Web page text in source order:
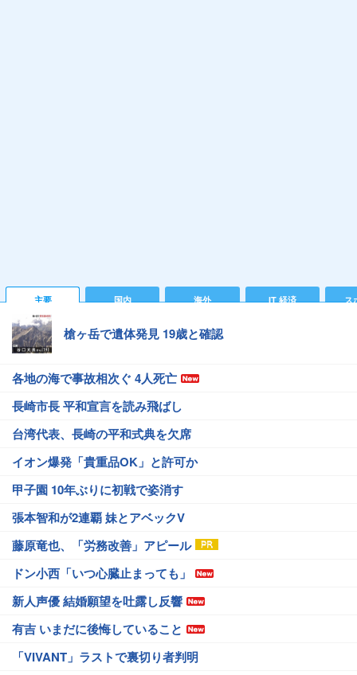
主要 国内 海外 IT 経済 ス
槍ヶ岳で遺体発見 19歳と確認
各地の海で事故相次ぐ 4人死亡
長崎市長 平和宣言を読み飛ばし
台湾代表、長崎の平和式典を欠席
イオン爆発「貴重品OK」と許可か
甲子園 10年ぶりに初戦で姿消す
張本智和が2連覇 妹とアベックV
藤原竜也、「労務改善」アピール
ドン小西「いつ心臓止まっても」
新人声優 結婚願望を吐露し反響
有吉 いまだに後悔していること
「VIVANT」ラストで裏切り者判明